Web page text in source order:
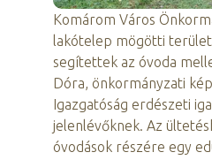
Komárom Város
lakótelep mögötti
segítettek az óvoda
Dóra, önkormányzati
Igazgatóság erdészeti
jelenlévőknek. Az
óvodások részére egy